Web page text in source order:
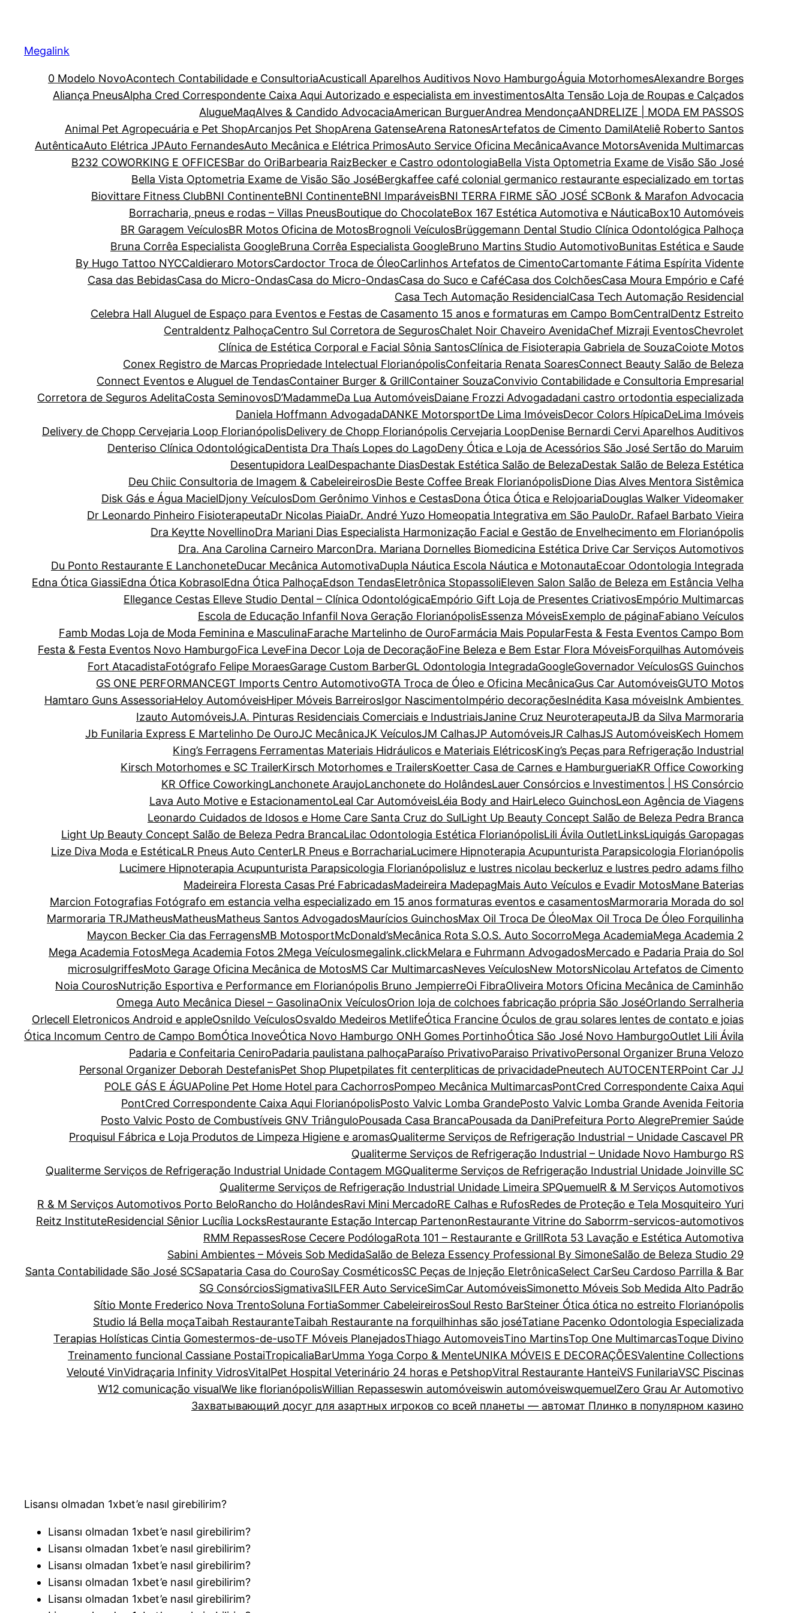
Megalink
0 Modelo NovoAcontech Contabilidade e ConsultoriaAcusticall Aparelhos Auditivos Novo HamburgoÁguia MotorhomesAlexandre Borges
Aliança PneusAlpha Cred Correspondente Caixa Aqui Autorizado e especialista em investimentosAlta Tensão Loja de Roupas e Calçados
AlugueMaqAlves & Candido AdvocaciaAmerican BurguerAndrea MendonçaANDRELIZE | MODA EM PASSOS
Animal Pet Agropecuária e Pet ShopArcanjos Pet ShopArena GatenseArena RatonesArtefatos de Cimento DamilAteliê Roberto Santos
AutênticaAuto Elétrica JPAuto FernandesAuto Mecânica e Elétrica PrimosAuto Service Oficina MecânicaAvance MotorsAvenida Multimarcas
B232 COWORKING E OFFICESBar do OriBarbearia RaizBecker e Castro odontologiaBella Vista Optometria Exame de Visão São José
Bella Vista Optometria Exame de Visão São JoséBergkaffee café colonial germanico restaurante especializado em tortas
Biovittare Fitness ClubBNI ContinenteBNI ContinenteBNI ImparáveisBNI TERRA FIRME SÃO JOSÉ SCBonk & Marafon Advocacia
Borracharia, pneus e rodas – Villas PneusBoutique do ChocolateBox 167 Estética Automotiva e NáuticaBox10 Automóveis
BR Garagem VeículosBR Motos Oficina de MotosBrognoli VeículosBrüggemann Dental Studio Clínica Odontológica Palhoça
Bruna Corrêa Especialista GoogleBruna Corrêa Especialista GoogleBruno Martins Studio AutomotivoBunitas Estética e Saude
By Hugo Tattoo NYCCaldieraro MotorsCardoctor Troca de ÓleoCarlinhos Artefatos de CimentoCartomante Fátima Espírita Vidente
Casa das BebidasCasa do Micro-OndasCasa do Micro-OndasCasa do Suco e CaféCasa dos ColchõesCasa Moura Empório e Café
Casa Tech Automação ResidencialCasa Tech Automação Residencial
Celebra Hall Aluguel de Espaço para Eventos e Festas de Casamento 15 anos e formaturas em Campo BomCentralDentz Estreito
Centraldentz PalhoçaCentro Sul Corretora de SegurosChalet Noir Chaveiro AvenidaChef Mizraji EventosChevrolet
Clínica de Estética Corporal e Facial Sônia SantosClínica de Fisioterapia Gabriela de SouzaCoiote Motos
Conex Registro de Marcas Propriedade Intelectual FlorianópolisConfeitaria Renata SoaresConnect Beauty Salão de Beleza
Connect Eventos e Aluguel de TendasContainer Burger & GrillContainer SouzaConvivio Contabilidade e Consultoria Empresarial
Corretora de Seguros AdelitaCosta SeminovosD’MadammeDa Lua AutomóveisDaiane Frozzi Advogadadani castro ortodontia especializada
Daniela Hoffmann AdvogadaDANKE MotorsportDe Lima ImóveisDecor Colors HípicaDeLima Imóveis
Delivery de Chopp Cervejaria Loop FlorianópolisDelivery de Chopp Florianópolis Cervejaria LoopDenise Bernardi Cervi Aparelhos Auditivos
Denteriso Clínica OdontológicaDentista Dra Thaís Lopes do LagoDeny Ótica e Loja de Acessórios São José Sertão do Maruim
Desentupidora LealDespachante DiasDestak Estética Salão de BelezaDestak Salão de Beleza Estética
Deu Chiic Consultoria de Imagem & CabeleireirosDie Beste Coffee Break FlorianópolisDione Dias Alves Mentora Sistêmica
Disk Gás e Água MacielDjony VeículosDom Gerônimo Vinhos e CestasDona Ótica Ótica e RelojoariaDouglas Walker Videomaker
Dr Leonardo Pinheiro FisioterapeutaDr Nicolas PiaiaDr. André Yuzo Homeopatia Integrativa em São PauloDr. Rafael Barbato Vieira
Dra Keytte NovellinoDra Mariani Dias Especialista Harmonização Facial e Gestão de Envelhecimento em Florianópolis
Dra. Ana Carolina Carneiro MarconDra. Mariana Dornelles Biomedicina Estética Drive Car Serviços Automotivos
Du Ponto Restaurante E LanchoneteDucar Mecânica AutomotivaDupla Náutica Escola Náutica e MotonautaEcoar Odontologia Integrada
Edna Ótica GiassiEdna Ótica KobrasolEdna Ótica PalhoçaEdson TendasEletrônica StopassoliEleven Salon Salão de Beleza em Estância Velha
Ellegance Cestas Elleve Studio Dental – Clínica OdontológicaEmpório Gift Loja de Presentes CriativosEmpório Multimarcas
Escola de Educação Infanfil Nova Geração FlorianópolisEssenza MóveisExemplo de páginaFabiano Veículos
Famb Modas Loja de Moda Feminina e MasculinaFarache Martelinho de OuroFarmácia Mais PopularFesta & Festa Eventos Campo Bom
Festa & Festa Eventos Novo HamburgoFica LeveFina Decor Loja de DecoraçãoFine Beleza e Bem Estar Flora MóveisForquilhas Automóveis
Fort AtacadistaFotógrafo Felipe MoraesGarage Custom BarberGL Odontologia IntegradaGoogleGovernador VeículosGS Guinchos
GS ONE PERFORMANCEGT Imports Centro AutomotivoGTA Troca de Óleo e Oficina MecânicaGus Car AutomóveisGUTO Motos
Hamtaro Guns AssessoriaHeloy AutomóveisHiper Móveis BarreirosIgor NascimentoImpério decoraçõesInédita Kasa móveisInk Ambientes
Izauto AutomóveisJ.A. Pinturas Residenciais Comerciais e IndustriaisJanine Cruz NeuroterapeutaJB da Silva Marmoraria
Jb Funilaria Express E Martelinho De OuroJC MecânicaJK VeículosJM CalhasJP AutomóveisJR CalhasJS AutomóveisKech Homem
King’s Ferragens Ferramentas Materiais Hidráulicos e Materiais ElétricosKing’s Peças para Refrigeração Industrial
Kirsch Motorhomes e SC TrailerKirsch Motorhomes e TrailersKoetter Casa de Carnes e HamburgueriaKR Office Coworking
KR Office CoworkingLanchonete AraujoLanchonete do HolândesLauer Consórcios e Investimentos | HS Consórcio
Lava Auto Motive e EstacionamentoLeal Car AutomóveisLéia Body and HairLeleco GuinchosLeon Agência de Viagens
Leonardo Cuidados de Idosos e Home Care Santa Cruz do SulLight Up Beauty Concept Salão de Beleza Pedra Branca
Light Up Beauty Concept Salão de Beleza Pedra BrancaLilac Odontologia Estética FlorianópolisLili Ávila OutletLinksLiquigás Garopagas
Lize Diva Moda e EstéticaLR Pneus Auto CenterLR Pneus e BorrachariaLucimere Hipnoterapia Acupunturista Parapsicologia Florianópolis
Lucimere Hipnoterapia Acupunturista Parapsicologia Florianópolisluz e lustres nicolau beckerluz e lustres pedro adams filho
Madeireira Floresta Casas Pré FabricadasMadeireira MadepagMais Auto Veículos e Evadir MotosMane Baterias
Marcion Fotografias Fotógrafo em estancia velha especializado em 15 anos formaturas eventos e casamentosMarmoraria Morada do sol
Marmoraria TRJMatheusMatheusMatheus Santos AdvogadosMaurícios GuinchosMax Oil Troca De ÓleoMax Oil Troca De Óleo Forquilinha
Maycon Becker Cia das FerragensMB MotosportMcDonald’sMecânica Rota S.O.S. Auto SocorroMega AcademiaMega Academia 2
Mega Academia FotosMega Academia Fotos 2Mega Veículosmegalink.clickMelara e Fuhrmann AdvogadosMercado e Padaria Praia do Sol
microsulgriffesMoto Garage Oficina Mecânica de MotosMS Car MultimarcasNeves VeículosNew MotorsNicolau Artefatos de Cimento
Noia CourosNutrição Esportiva e Performance em Florianópolis Bruno JempierreOi FibraOliveira Motors Oficina Mecânica de Caminhão
Omega Auto Mecânica Diesel – GasolinaOnix VeículosOrion loja de colchoes fabricação própria São JoséOrlando Serralheria
Orlecell Eletronicos Android e appleOsnildo VeículosOsvaldo Medeiros MetlifeÓtica Francine Óculos de grau solares lentes de contato e joias
Ótica Incomum Centro de Campo BomÓtica InoveÓtica Novo Hamburgo ONH Gomes PortinhoÓtica São José Novo HamburgoOutlet Lili Ávila
Padaria e Confeitaria CeniroPadaria paulistana palhoçaParaíso PrivativoParaiso PrivativoPersonal Organizer Bruna Velozo
Personal Organizer Deborah DestefanisPet Shop Plupetpilates fit centerpliticas de privacidadePneutech AUTOCENTERPoint Car JJ
POLE GÁS E ÁGUAPoline Pet Home Hotel para CachorrosPompeo Mecânica MultimarcasPontCred Correspondente Caixa Aqui
PontCred Correspondente Caixa Aqui FlorianópolisPosto Valvic Lomba GrandePosto Valvic Lomba Grande Avenida Feitoria
Posto Valvic Posto de Combustíveis GNV TriânguloPousada Casa BrancaPousada da DaniPrefeitura Porto AlegrePremier Saúde
Proquisul Fábrica e Loja Produtos de Limpeza Higiene e aromasQualiterme Serviços de Refrigeração Industrial – Unidade Cascavel PR
Qualiterme Serviços de Refrigeração Industrial – Unidade Novo Hamburgo RS
Qualiterme Serviços de Refrigeração Industrial Unidade Contagem MGQualiterme Serviços de Refrigeração Industrial Unidade Joinville SC
Qualiterme Serviços de Refrigeração Industrial Unidade Limeira SPQuemuelR & M Serviços Automotivos
R & M Serviços Automotivos Porto BeloRancho do HolândesRavi Mini MercadoRE Calhas e RufosRedes de Proteção e Tela Mosquiteiro Yuri
Reitz InstituteResidencial Sênior Lucília LocksRestaurante Estação Intercap PartenonRestaurante Vitrine do Saborrm-servicos-automotivos
RMM RepassesRose Cecere PodólogaRota 101 – Restaurante e GrillRota 53 Lavação e Estética Automotiva
Sabini Ambientes – Móveis Sob MedidaSalão de Beleza Essency Professional By SimoneSalão de Beleza Studio 29
Santa Contabilidade São José SCSapataria Casa do CouroSay CosméticosSC Peças de Injeção EletrônicaSelect CarSeu Cardoso Parrilla & Bar
SG ConsórciosSigmativaSILFER Auto ServiceSimCar AutomóveisSimonetto Móveis Sob Medida Alto Padrão
Sítio Monte Frederico Nova TrentoSoluna FortiaSommer CabeleireirosSoul Resto BarSteiner Ótica ótica no estreito Florianópolis
Studio lá Bella moçaTaibah RestauranteTaibah Restaurante na forquilhinhas são joséTatiane Pacenko Odontologia Especializada
Terapias Holísticas Cintia Gomestermos-de-usoTF Móveis PlanejadosThiago AutomoveisTino MartinsTop One MultimarcasToque Divino
Treinamento funcional Cassiane PostaiTropicaliaBarUmma Yoga Corpo & MenteUNIKA MÓVEIS E DECORAÇÕESValentine Collections
Velouté VinVidraçaria Infinity VidrosVitalPet Hospital Veterinário 24 horas e PetshopVitral Restaurante HanteiVS FunilariaVSC Piscinas
W12 comunicação visualWe like florianópolisWillian Repasseswin automóveiswin automóveiswquemuelZero Grau Ar Automotivo
Захватывающий досуг для азартных игроков со всей планеты — автомат Плинко в популярном казино
Lisansı olmadan 1xbet’e nasıl girebilirim?
Lisansı olmadan 1xbet’e nasıl girebilirim?
Lisansı olmadan 1xbet’e nasıl girebilirim?
Lisansı olmadan 1xbet’e nasıl girebilirim?
Lisansı olmadan 1xbet’e nasıl girebilirim?
Lisansı olmadan 1xbet’e nasıl girebilirim?